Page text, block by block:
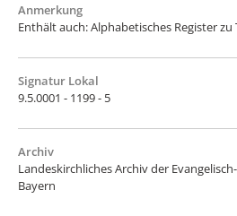
Anmerkung
Enthält auch: Alphabetisches Register zu
Signatur Lokal
9.5.0001 - 1199 - 5
Archiv
Landeskirchliches Archiv der
Bayern